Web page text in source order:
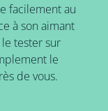
facilement au
à son aimant
tester sur
le
de vous.